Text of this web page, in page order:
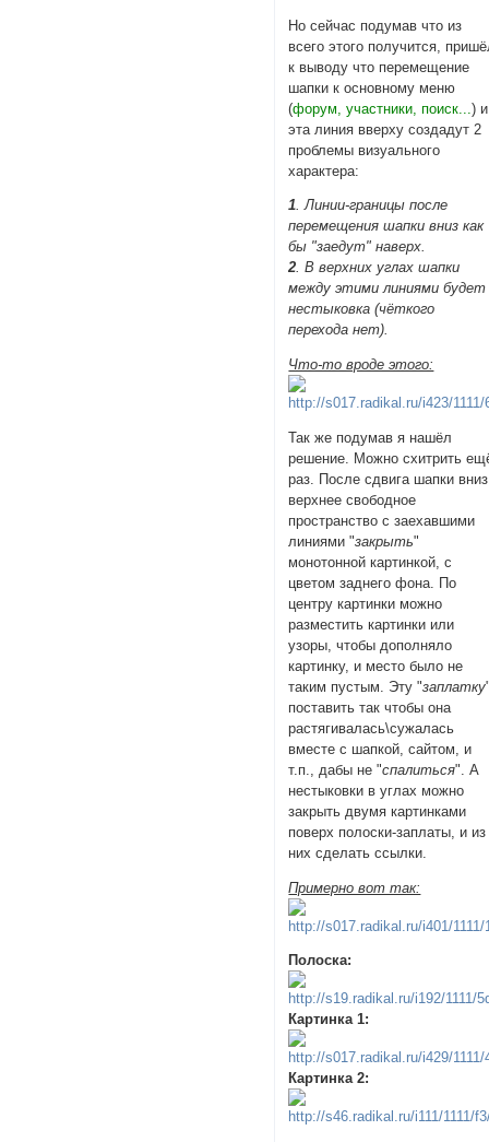
Но сейчас подумав что из
всего этого получится,
к выводу что перемещение
шапки к основному меню
(форум, участники, поиск...) и
эта линия вверху создадут 2
проблемы визуального
характера:
1. Линии-границы после
перемещения шапки вниз как
бы "заедут" наверх.
2. В верхних углах шапки
между этими линиями будет
нестыковка (чёткого
перехода нет).
Что-то вроде этого:
Так же подумав я нашёл
решение. Можно схитрить
раз. После сдвига шапки
верхнее свободное
пространство с заехавшими
линиями "закрыть"
монотонной картинкой, с
цветом заднего фона. По
центру картинки можно
разместить картинки или
узоры, чтобы дополняло
картинку, и место было не
таким пустым. Эту "заплатку
поставить так чтобы она
растягивалась\сужалась
вместе с шапкой, сайтом, и
т.п., дабы не "спалиться". А
нестыковки в углах можно
закрыть двумя картинками
поверх полоски-заплаты, и из
них сделать ссылки.
Примерно вот так:
Полоска:
Картинка 1:
Картинка 2: